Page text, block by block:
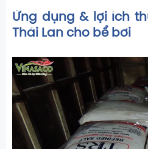
Ứng dụng & lợi ích
Thái Lan cho bể bơi